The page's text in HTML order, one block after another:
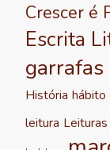
Crescer é
Escrita
garrafas
História hábito
leitura